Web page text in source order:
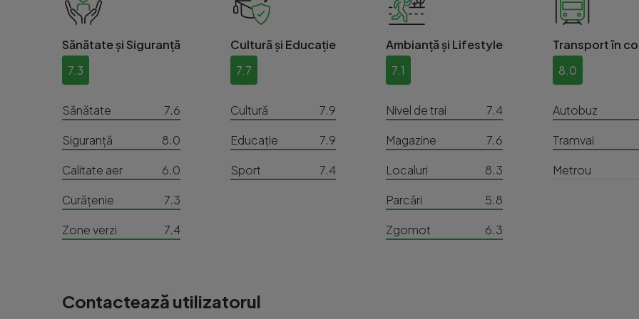
Sănătate și Siguranță
7.3
Sănătate
7.6
Siguranță
8.0
Calitate aer
6.0
Curățenie
7.3
Zone verzi
7.4
Cultură și Educație
7.7
Cultură
7.9
Educație
7.9
Sport
7.4
Ambianță și Lifestyle
7.1
Nivel de trai
7.4
Magazine
7.6
Localuri
8.3
Parcări
5.8
Zgomot
6.3
Transport în
8.0
Autobuz
Tramvai
Metrou
Contactează utilizatorul